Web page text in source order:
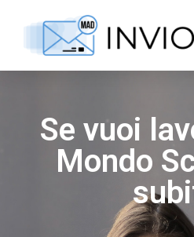
Se vuoi
Mondo